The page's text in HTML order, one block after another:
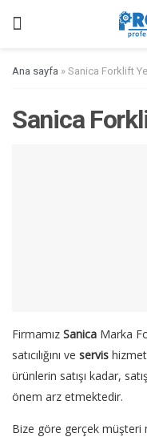
Ana sayfa » Sanica Forklift
Sanica
Firmamız Sanica Marka
satıcılığını ve servis
ürünlerin satışı kadar,
önem arz etmektedir.
Bize göre gerçek müşteri